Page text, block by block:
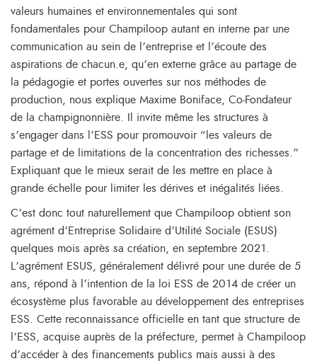
valeurs humaines et environnementales qui sont
fondamentales pour Champiloop autant en interne par une
communication au sein de l’entreprise et l’écoute des
aspirations de chacun.e, qu’en externe grâce au partage de
la pédagogie et portes ouvertes sur nos méthodes de
production, nous explique Maxime Boniface, Co-Fondateur
de la champignonnière. Il invite même les structures à
s’engager dans l’ESS pour promouvoir “les valeurs de
partage et de limitations de la concentration des richesses.”
Expliquant que le mieux serait de les mettre en place à
grande échelle pour limiter les dérives et inégalités liées.
C’est donc tout naturellement que Champiloop obtient son
agrément d’Entreprise Solidaire d’Utilité Sociale (ESUS)
quelques mois après sa création, en septembre 2021.
L’agrément ESUS, généralement délivré pour une durée de 5
ans, répond à l’intention de la loi ESS de 2014 de créer un
écosystème plus favorable au développement des entreprises
ESS. Cette reconnaissance officielle en tant que structure de
l’ESS, acquise auprès de la préfecture, permet à Champiloop
d’accéder à des financements publics mais aussi à des